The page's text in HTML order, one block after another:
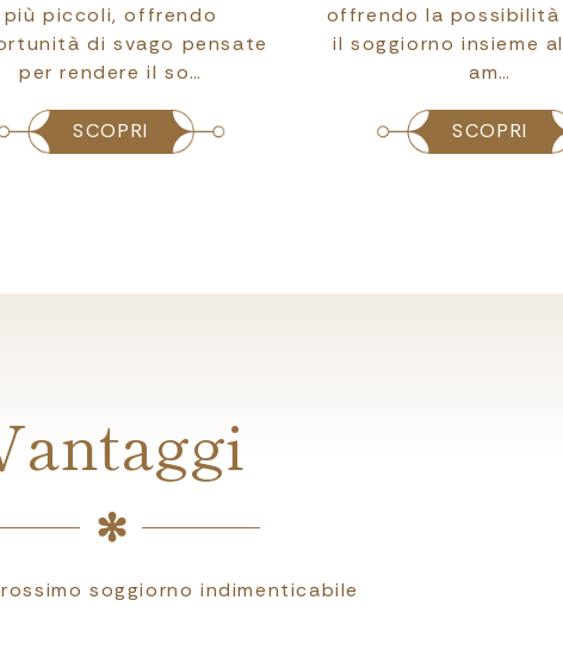
più piccoli, offrendo
di svago pensate
per rendere il so…
SCOPRI
offrendo la possibilità
il soggiorno insieme
am…
SCOPRI
soggiorno indimenticabile